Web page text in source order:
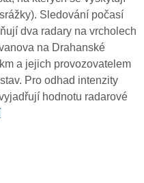
Sledování počasí
dva radary na vrcholech
na Drahanské
a jejich provozovatelem
Pro odhad intenzity
hodnotu radarové